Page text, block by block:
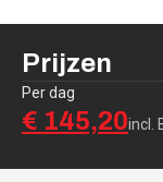
Prijzen
Per dag
€ 145,20incl.